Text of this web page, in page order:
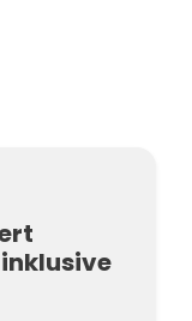
inklusive